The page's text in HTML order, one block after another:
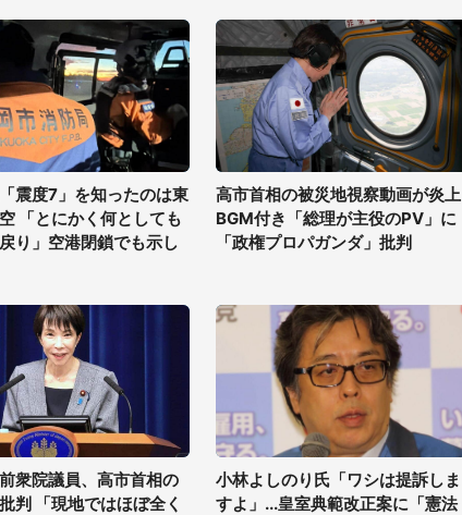
震度7」を知ったのは東
「とにかく何としても
り」空港閉鎖でも示し
高市首相の被災地視察動画が炎上
BGM付き「総理が主役のPV」に
「政権プロパガンダ」批判
衆院議員、高市首相の
判 「現地ではほぼ全く
小林よしのり氏「ワシは提訴しま
すよ」...皇室典範改正案に「憲法